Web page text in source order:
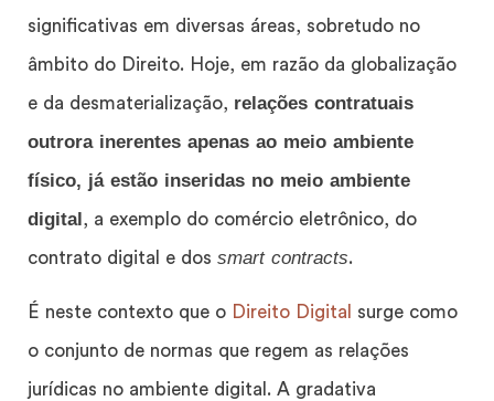
significativas em diversas áreas, sobretudo no
âmbito do Direito. Hoje, em razão da globalização
e da desmaterialização, relações contratuais
outrora inerentes apenas ao meio ambiente
físico, já estão inseridas no meio ambiente
digital, a exemplo do comércio eletrônico, do
contrato digital e dos smart contracts.
É neste contexto que o Direito Digital surge como
o conjunto de normas que regem as relações
jurídicas no ambiente digital. A gradativa